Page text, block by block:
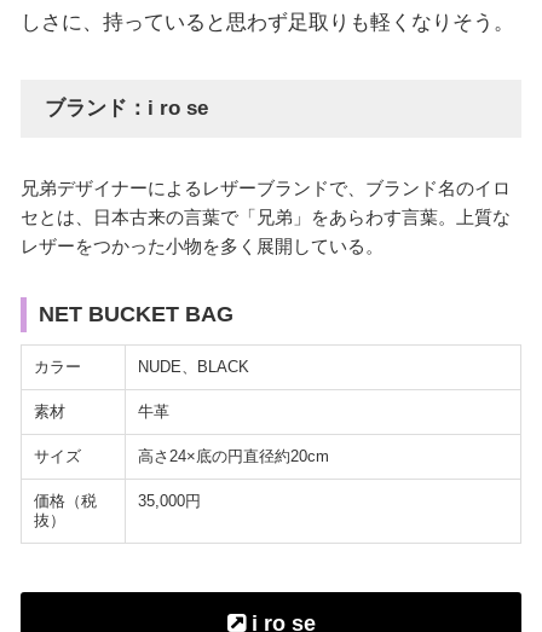
しさに、持っていると思わず足取りも軽くなりそう。
ブランド：i ro se
兄弟デザイナーによるレザーブランドで、ブランド名のイロ
セとは、日本古来の言葉で「兄弟」をあらわす言葉。上質な
レザーをつかった小物を多く展開している。
NET BUCKET BAG
カラー NUDE、BLACK
素材 牛革
サイズ 高さ24×底の円直径約20cm
価格（税
抜）
35,000円
i ro se